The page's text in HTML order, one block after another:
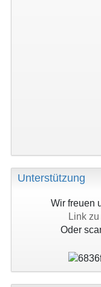
Unterstützung
Wir freuen
Link
Oder